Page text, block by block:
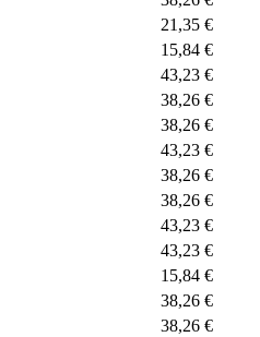
21,35 €
15,84 €
43,23 €
38,26 €
38,26 €
43,23 €
38,26 €
38,26 €
43,23 €
43,23 €
15,84 €
38,26 €
38,26 €